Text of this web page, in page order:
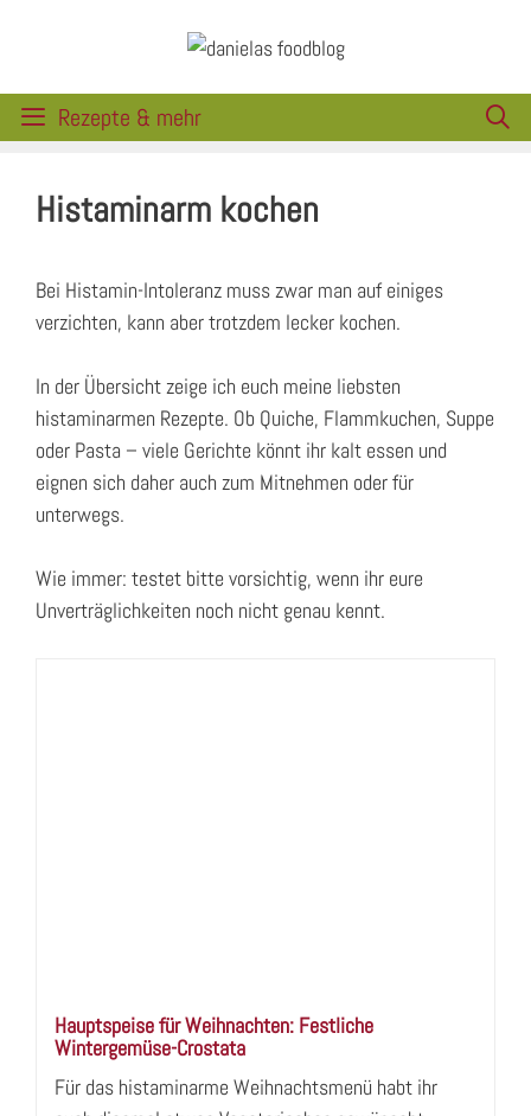
Rezepte & mehr
Histaminarm kochen
Bei Histamin-Intoleranz muss zwar man auf einiges
verzichten, kann aber trotzdem lecker kochen.
In der Übersicht zeige ich euch meine liebsten
histaminarmen Rezepte. Ob Quiche, Flammkuchen, Suppe
oder Pasta – viele Gerichte könnt ihr kalt essen und
eignen sich daher auch zum Mitnehmen oder für
unterwegs.
Wie immer: testet bitte vorsichtig, wenn ihr eure
Unverträglichkeiten noch nicht genau kennt.
Hauptspeise für Weihnachten: Festliche
Wintergemüse-Crostata
Für das histaminarme Weihnachtsmenü habt ihr